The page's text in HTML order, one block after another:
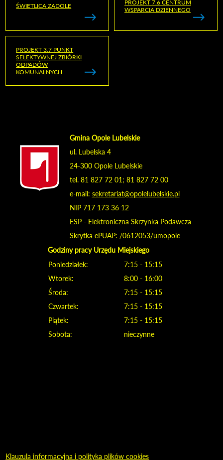
ŚWIETLICA ZADOLE
PROJEKT 7.6 CENTRUM
WSPARCIA DZIENNEGO
PROJEKT 3.7 PUNKT
SELEKTYWNEJ ZBIÓRKI
ODPADÓW
KOMUNALNYCH
Gmina Opole Lubelskie
ul. Lubelska 4
24-300 Opole Lubelskie
tel. 81 827 72 01; 81 827 72 00
e-mail: sekretariat@opolelubelskie.pl
NIP 717 173 36 12
ESP - Elektroniczna Skrzynka Podawcza
Skrytka ePUAP: /0612053/umopole
Godziny pracy Urzędu Miejskiego
Poniedziałek:
Wtorek:
Środa:
Czwartek:
Piątek:
Sobota:
7:15 - 15:15
8:00 - 16:00
7:15 - 15:15
7:15 - 15:15
7:15 - 15:15
nieczynne
Klauzula informacyjna i polityka plików cookies